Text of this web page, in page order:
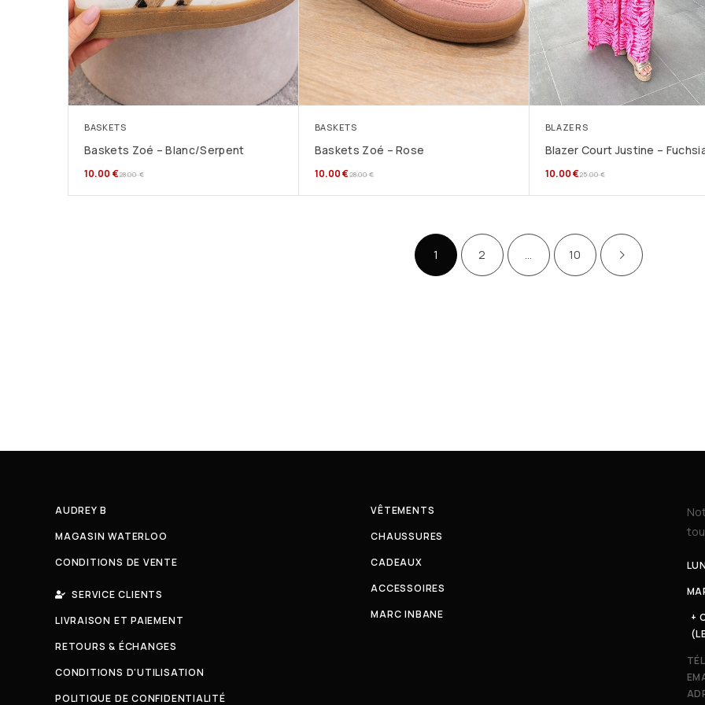
BASKETS
Baskets Zoé – Blanc/Serpent
28.00€
10.00 €
BASKETS
Baskets Zoé – Rose
28.00€
10.00€
BLAZERS
Blazer Court Justine –
25.00€
10.00€
1 2 … 10
AUDREY B
MAGASIN WATERLOO
CONDITIONS DE VENTE
SERVICE CLIENTS
LIVRAISON ET PAIEMENT
RETOURS & ÉCHANGES
CONDITIONS D'UTILISATION
POLITIQUE DE CONFIDENTIALITÉ
VÊTEMENTS
CHAUSSURES
CADEAUX
ACCESSOIRES
MARC INBANE
+